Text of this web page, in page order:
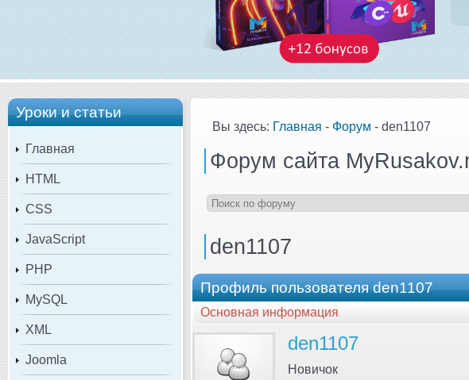
Уроки и статьи
Главная
HTML
CSS
JavaScript
PHP
MySQL
XML
Joomla
Вы здесь: Главная - Форум - den1107
Форум сайта
den1107
Профиль пользователя den1107
Основная информация
den1107
Новичок